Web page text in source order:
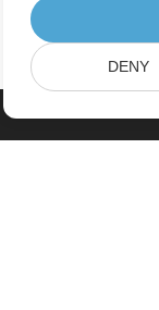
DENY